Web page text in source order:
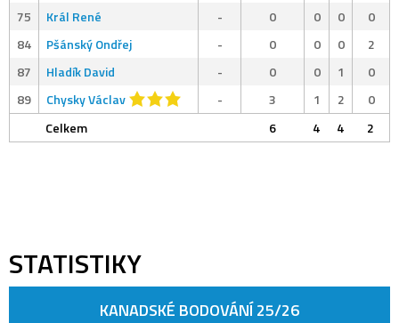
75 Král René - 0 0 0
0
84
Pšánský Ondřej - 0 0 0
2
87
Hladík David - 0 0 1
0
89
Chysky Václav - 3 1 2
0
Celkem
6 4 4 2
STATISTIKY
KANADSKÉ BODOVÁNÍ 25/26